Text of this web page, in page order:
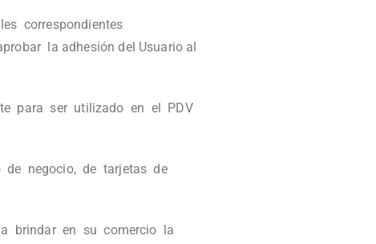
correspondientes
la adhesión del Usuario al
para ser utilizado en el PDV
de negocio, de tarjetas de
brindar en su comercio la